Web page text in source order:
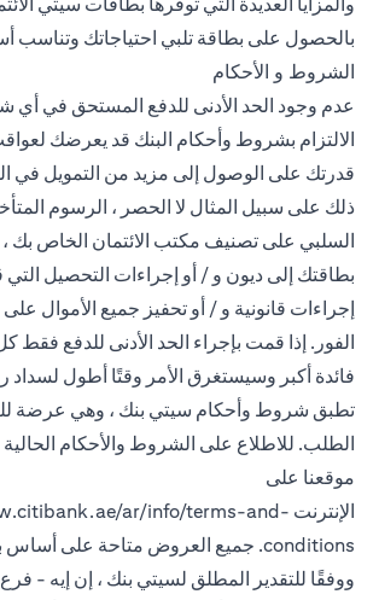
بالحصول على بطاقة تلبي احتياجاتك وتناسب
الشروط و الأحكام
عدم وجود الحد الأدنى للدفع المستحق في أي
الالتزام بشروط وأحكام البنك قد يعرضك
قدرتك على الوصول إلى مزيد من التمويل في
ذلك على سبيل المثال لا الحصر ، الرسوم
السلبي على تصنيف مكتب الائتمان الخاص
بطاقتك إلى ديون و / أو إجراءات التحصيل
إجراءات قانونية و / أو تحفيز جميع الأموال
الفور. إذا قمت بإجراء الحد الأدنى للدفع
فائدة أكبر وسيستغرق الأمر وقتًا أطول
تطبق شروط وأحكام سيتي بنك ، وهي عرضة
الطلب. للاطلاع على الشروط والأحكام الحالية
موقعنا على
الإنترنت ar/info/terms-and-
conditions. جميع العروض متاحة على أساس
ووفقًا للتقدير المطلق لسيتي بنك ، إن إيه - فرع